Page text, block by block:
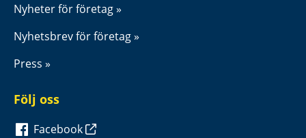
Nyheter för företag
Nyhetsbrev för företag
Press
Följ oss
Facebook